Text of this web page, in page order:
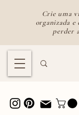
Crie uma
organizada e
perder